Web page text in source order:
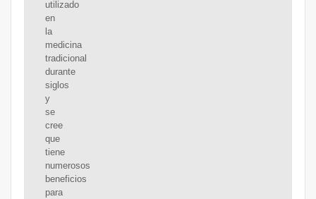
utilizado
en
la
medicina
tradicional
durante
siglos
y
se
cree
que
tiene
numerosos
beneficios
para